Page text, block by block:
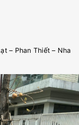
– Phan Thiết – Nha